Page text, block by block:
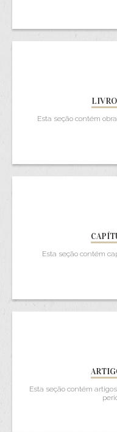
Esta seção contém
Esta seção contém
Esta seção contém